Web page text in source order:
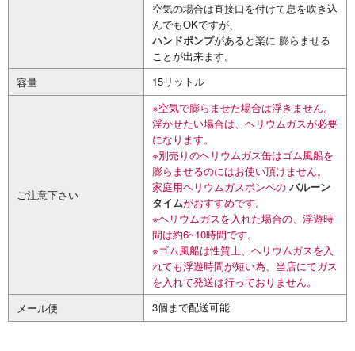
空気の場合は直接口を付けて息を吹き込
んでもOKですが、
ハンドポンプがあると楽に 膨らませる
ことが出来ます。
容量
15リットル
ご注意下さい
※空気で膨らませた場合は浮きません。
浮かせたい場合は、ヘリウムガスが必要
になります。
※別売りのヘリウムガス缶はゴム風船を
膨らませるのにはお使い頂けません。
家庭用ヘリウムガスボンベの バルーン
タイムがおすすめです。
※ヘリウムガスを入れた場合の、浮遊時
間は約6~10時間です。
※ゴム風船は性質上、ヘリウムガスを入
れても浮遊時間が短い為、当店にてガス
を入れて発送は行っておりません。
メール便
3個まで配送可能